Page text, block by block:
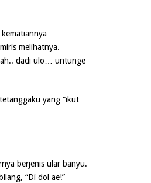
melihatnya.
dadi ulo… untunge
yang “ikut
berjenis ular banyu.
“Di dol ae!”